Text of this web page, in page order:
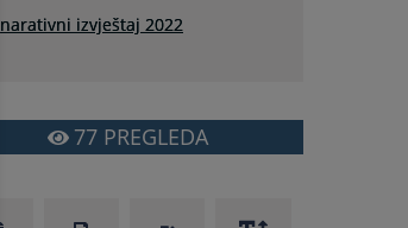
narativni izvještaj 2022
77PREGLEDA